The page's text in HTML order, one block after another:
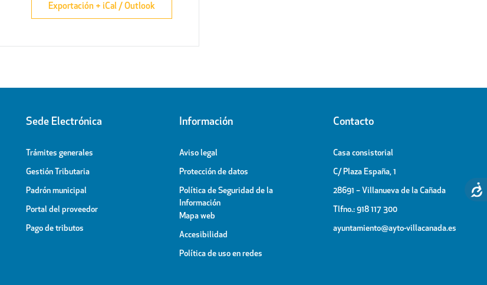
Exportación + iCal / Outlook
Sede Electrónica
Trámites generales
Gestión Tributaria
Padrón municipal
Portal del proveedor
Pago de tributos
Información
Aviso legal
Protección de datos
Política de Seguridad de la
Información
Mapa web
Accesibilidad
Política de uso en redes
Contacto
Casa consistorial
C/ Plaza España, 1
28691 – Villanueva de la Cañada
Tlfno.: 918 117 300
ayuntamiento@ayto-villacanada.es